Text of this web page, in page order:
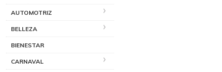
AUTOMOTRIZ
BELLEZA
BIENESTAR
CARNAVAL